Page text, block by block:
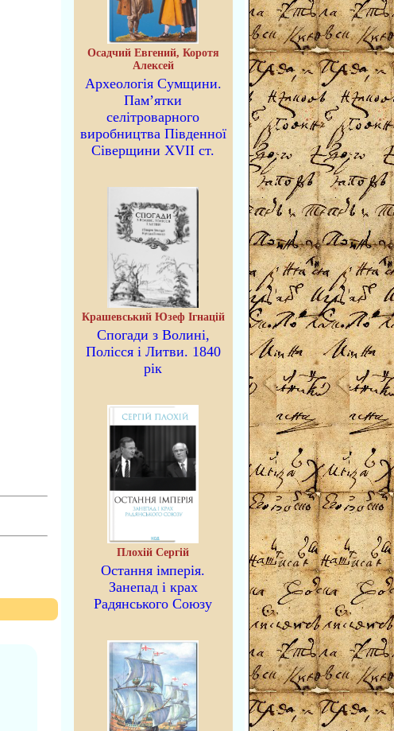
Осадчий Евгений, Коротя
Алексей
Археологія Сумщини.
Пам’ятки
селітроварного
виробництва Південної
Сіверщини XVII ст.
Крашевський Юзеф Ігнацій
Спогади з Волині,
Полісся і Литви. 1840
рік
Плохій Сергій
Остання імперія.
Занепад і крах
Радянського Союзу